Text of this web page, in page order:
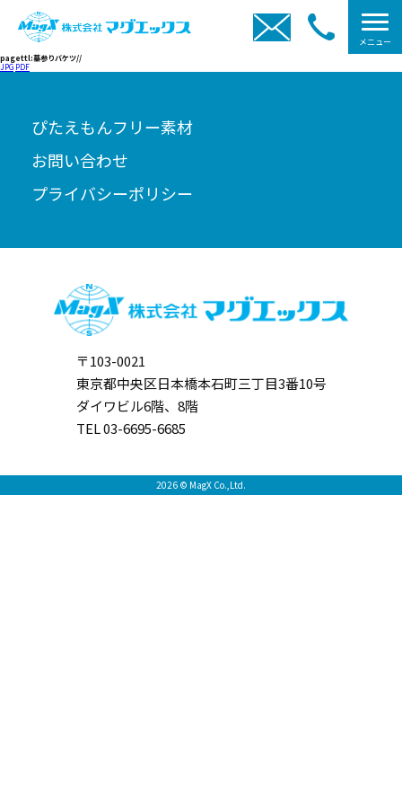
メニュー
pagettl:墓参りバケツ//
JPG PDF
ぴたえもんフリー素材
お問い合わせ
プライバシーポリシー
〒103-0021
東京都中央区日本橋本石町三丁目3番10号
ダイワビル6階、8階
TEL 03-6695-6685
2026 © MagX Co.,Ltd.